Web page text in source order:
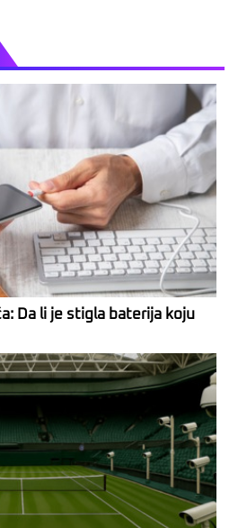
Da li je stigla baterija koju